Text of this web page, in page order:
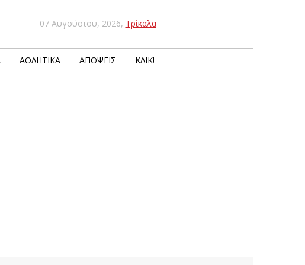
07 Αυγούστου, 2026, Τρίκαλα
ΑΘΛΗΤΙΚΆ ΑΠΌΨΕΙΣ ΚΛΙΚ!